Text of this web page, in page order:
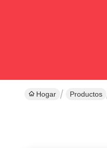
Hogar Productos